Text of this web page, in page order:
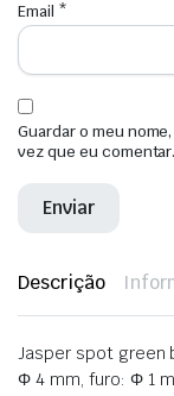
Email *
Guardar o meu
vez que eu comentar.
Descrição
Jasper spot green
Φ 4 mm, furo: Φ 1